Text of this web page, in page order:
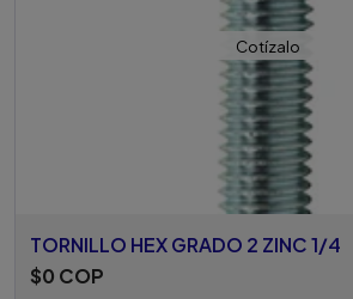
Cotízalo
TORNILLO HEX GRADO 2 ZINC 1/4
$0 COP